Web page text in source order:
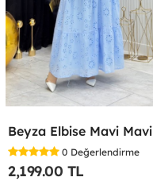
Beyza Elbise Mavi Mavi
0 Değerlendirme
2,199.00 TL